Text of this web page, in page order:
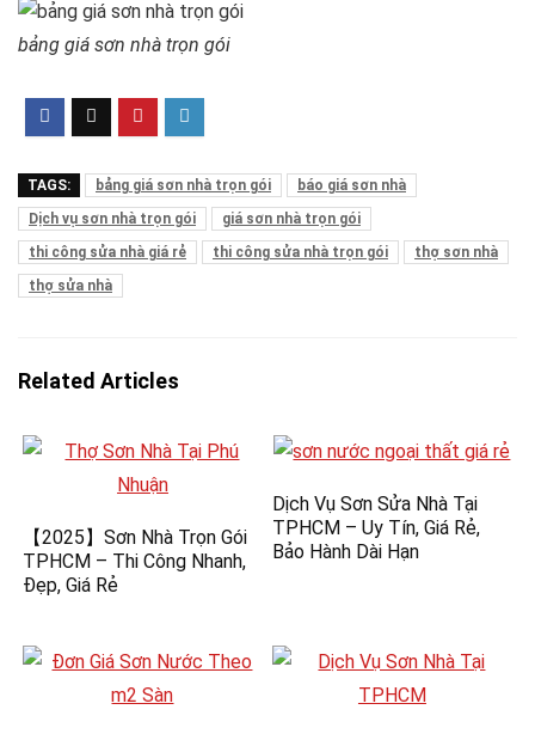
bảng giá sơn nhà trọn gói
TAGS: bảng giá sơn nhà trọn gói
báo giá sơn nhà
Dịch vụ sơn nhà trọn gói
giá sơn nhà trọn gói
thi công sửa nhà giá rẻ
thi công sửa nhà trọn gói
thợ sơn nhà
thợ sửa nhà
Related Articles
【2025】Sơn Nhà Trọn Gói
TPHCM – Thi Công Nhanh,
Đẹp, Giá Rẻ
Dịch Vụ Sơn Sửa Nhà Tại
TPHCM – Uy Tín, Giá Rẻ,
Bảo Hành Dài Hạn